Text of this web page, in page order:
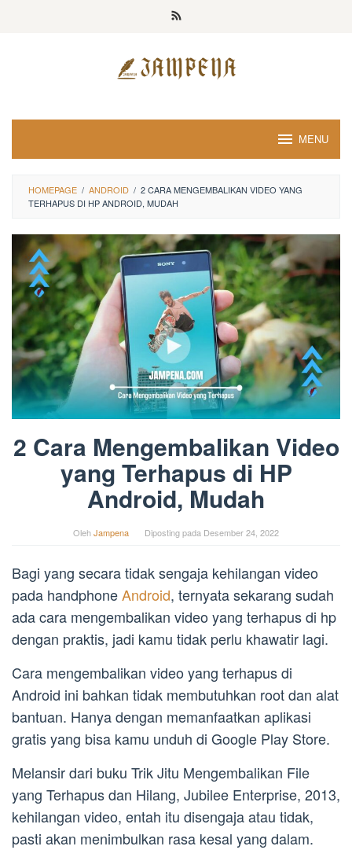
MENU
HOMEPAGE / ANDROID / 2 CARA MENGEMBALIKAN VIDEO YANG
TERHAPUS DI HP ANDROID, MUDAH
2 Cara Mengembalikan Video
yang Terhapus di HP
Android, Mudah
OlehJampena Diposting pada Desember 24, 2022
Bagi yang secara tidak sengaja kehilangan video
pada handphoneAndroid, ternyata sekarang sudah
ada cara mengembalikan video yang terhapus di hp
dengan praktis, jadi kamu tidak perlu khawatir lagi.
Cara mengembalikan video yang terhapus di
Android ini bahkan tidak membutuhkan root dan alat
bantuan. Hanya dengan memanfaatkan aplikasi
gratis yang bisa kamu unduh di Google Play Store.
Melansir dari buku Trik Jitu Mengembalikan File
yang Terhapus dan Hilang, Jubilee Enterprise, 2013,
kehilangan video, entah itu disengaja atau tidak,
pasti akan menimbulkan rasa kesal yang dalam.